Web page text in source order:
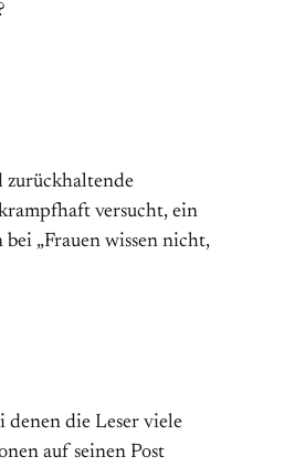
zurückhaltende
versucht, ein
„Frauen wissen nicht,
denen die Leser viele
auf seinen Post